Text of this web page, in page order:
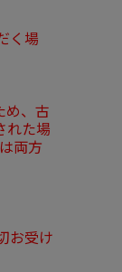
く場
め、古
れた場
両方
お受け